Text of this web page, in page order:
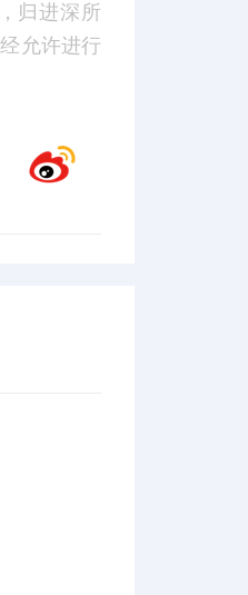
归进深所
允许进行